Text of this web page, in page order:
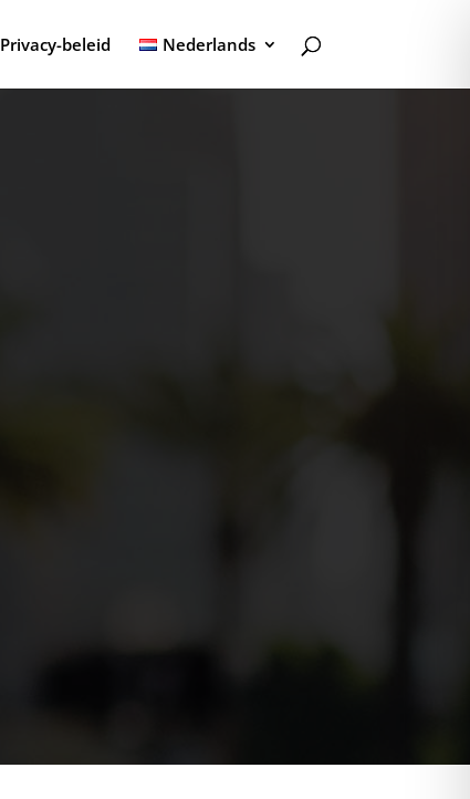
Privacy-beleid Nederlands